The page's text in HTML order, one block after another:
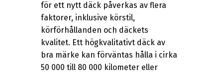
för ett nytt däck påverkas av flera
faktorer, inklusive körstil,
körförhållanden och däckets
kvalitet. Ett högkvalitativt däck av
bra märke kan förväntas hålla i cirka
50 000 till 80 000 kilometer eller